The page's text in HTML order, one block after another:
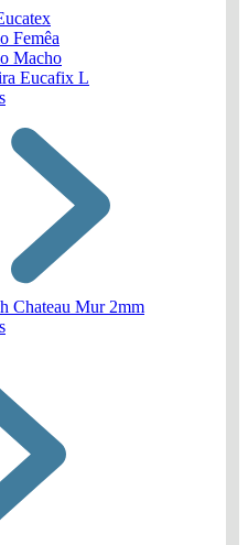
Femêa
Macho
Eucafix L
Chateau Mur 2mm